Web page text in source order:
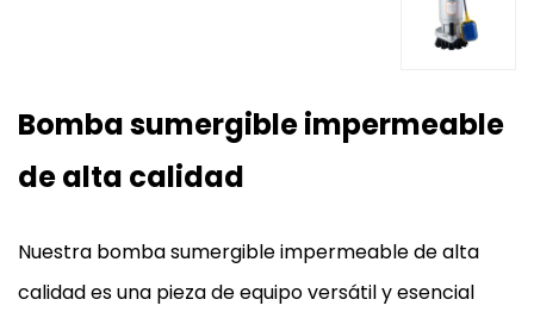
Bomba sumergible impermeable
de alta calidad
Nuestra bomba sumergible impermeable de alta
calidad es una pieza de equipo versátil y esencial